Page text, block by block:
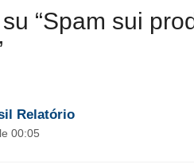
“Spam sui
Relatório
00:05